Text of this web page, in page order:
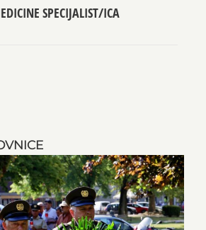
SPECIJALIST/ICA